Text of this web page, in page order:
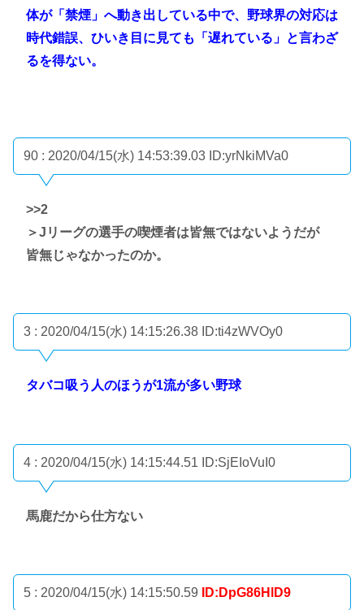
体が「禁煙」へ動き出している中で、野球界の対応は
時代錯誤、ひいき目に見ても「遅れている」と言わざ
るを得ない。
90 : 2020/04/15(水) 14:53:39.03 ID:yrNkiMVa0
>>2
＞Jリーグの選手の喫煙者は皆無ではないようだが
皆無じゃなかったのか。
3 : 2020/04/15(水) 14:15:26.38 ID:ti4zWVOy0
タバコ吸う人のほうが1流が多い野球
4 : 2020/04/15(水) 14:15:44.51 ID:SjEIoVuI0
馬鹿だから仕方ない
5 : 2020/04/15(水) 14:15:50.59 ID:DpG86HlD9